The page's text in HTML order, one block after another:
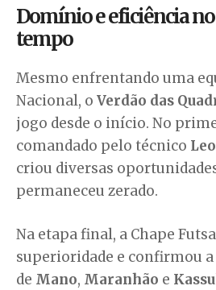
Domínio e eficiência
tempo
Mesmo enfrentando uma
Nacional, o Verdão das
jogo desde o início. No
comandado pelo técnico
criou diversas
permaneceu zerado.
Na etapa final, a Chape
superioridade e confirmou
de Mano, Maranhão e